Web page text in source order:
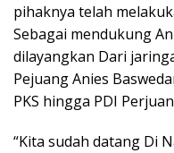
pihaknya telah
Sebagai mendukung
dilayangkan Dari
Pejuang Anies
PKS hingga PDI
“Kita sudah datang Di